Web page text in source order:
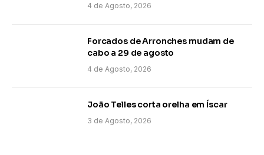
4 de Agosto, 2026
Forcados de Arronches mudam de
cabo a 29 de agosto
4 de Agosto, 2026
João Telles corta orelha em Íscar
3 de Agosto, 2026